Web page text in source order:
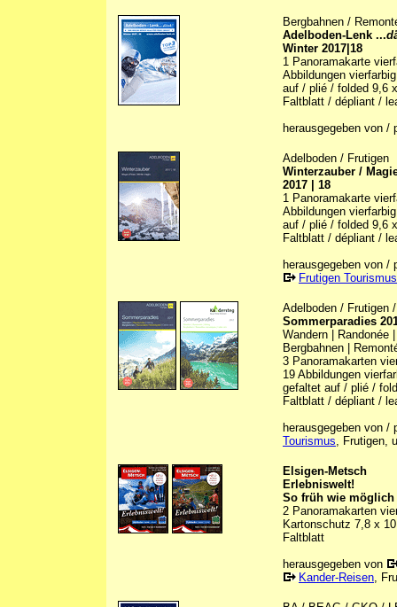
Bergbahnen /
Adelboden-Lenk ...
Winter 2017|18
1 Panoramakarte
Abbildungen
auf / plié / folded 9,6
Faltblatt / dépliant /
herausgegeben von
Adelboden / Frutigen
Winterzauber /
2017 | 18
1 Panoramakarte
Abbildungen
auf / plié / folded 9,6
Faltblatt / dépliant /
herausgegeben von
Frutigen Tourismus
Adelboden / Frutigen
Sommerparadies
Wandern | Randonée
Bergbahnen |
3 Panoramakarten
19 Abbildungen
gefaltet auf / plié /
Faltblatt / dépliant /
herausgegeben von
Tourismus, Frutigen,
Elsigen-Metsch
Erlebniswelt!
So früh wie möglich
2 Panoramakarten
Kartonschutz 7,8 x
Faltblatt
herausgegeben von
Kander-Reisen,